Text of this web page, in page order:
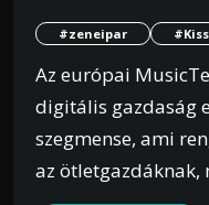
#zeneipar
Az európai
digitális gazdaság
szegmense, ami
az ötletgazdáknak,